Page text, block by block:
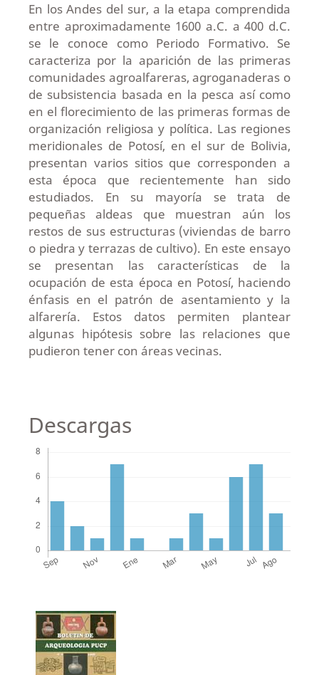
En los Andes del sur, a la etapa comprendida
entre aproximadamente 1600 a.C. a 400 d.C.
se le conoce como Periodo Formativo. Se
caracteriza por la aparición de las primeras
comunidades agroalfareras, agroganaderas o
de subsistencia basada en la pesca así como
en el florecimiento de las primeras formas de
organización religiosa y política. Las regiones
meridionales de Potosí, en el sur de Bolivia,
presentan varios sitios que corresponden a
esta época que recientemente han sido
estudiados. En su mayoría se trata de
pequeñas aldeas que muestran aún los
restos de sus estructuras (viviendas de barro
o piedra y terrazas de cultivo). En este ensayo
se presentan las características de la
ocupación de esta época en Potosí, haciendo
énfasis en el patrón de asentamiento y la
alfarería. Estos datos permiten plantear
algunas hipótesis sobre las relaciones que
pudieron tener con áreas vecinas.
Descargas